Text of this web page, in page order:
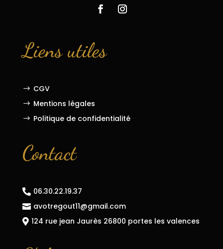
Liens utiles
$ CGV
$ Mentions légales
$ Politique de confidentialité
Contact
 06.30.22.19.37
 avotregout11@gmail.com
 124 rue jean Jaurès 26800 portes les valences